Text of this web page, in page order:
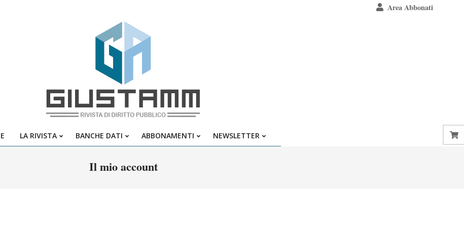
Area Abbonati
Giustamm
Primary
Menu
LA RIVISTA BANCHE DATI ABBONAMENTI NEWSLETTER
Il mio account